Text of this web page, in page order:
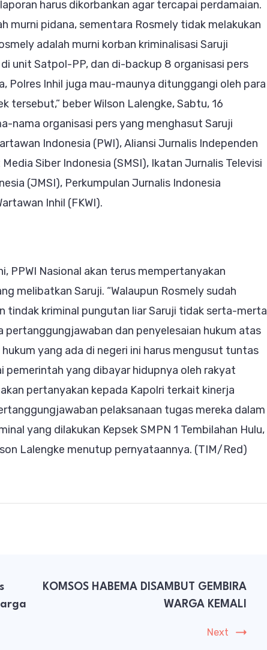
harus dikorbankan agar tercapai perdamaian.
murni pidana, sementara Rosmely tidak melakukan
adalah murni korban kriminalisasi Saruji
unit Satpol-PP, dan di-backup 8 organisasi pers
Polres Inhil juga mau-maunya ditunggangi oleh para
tersebut,” beber Wilson Lalengke, Sabtu, 16
nama organisasi pers yang menghasut Saruji
Indonesia (PWI), Aliansi Jurnalis Independen
Siber Indonesia (SMSI), Ikatan Jurnalis Televisi
(JMSI), Perkumpulan Jurnalis Indonesia
Inhil (FKWI).
PPWI Nasional akan terus mempertanyakan
melibatkan Saruji. “Walaupun Rosmely sudah
tindak kriminal pungutan liar Saruji tidak serta-merta
pertanggungjawaban dan penyelesaian hukum atas
yang ada di negeri ini harus mengusut tuntas
pemerintah yang dibayar hidupnya oleh rakyat
pertanyakan kepada Kapolri terkait kinerja
pelaksanaan tugas mereka dalam
yang dilakukan Kepsek SMPN 1 Tembilahan Hulu,
Lalengke menutup pernyataannya. (TIM/Red)
KOMSOS HABEMA DISAMBUT GEMBIRA
WARGA KEMALI
Next